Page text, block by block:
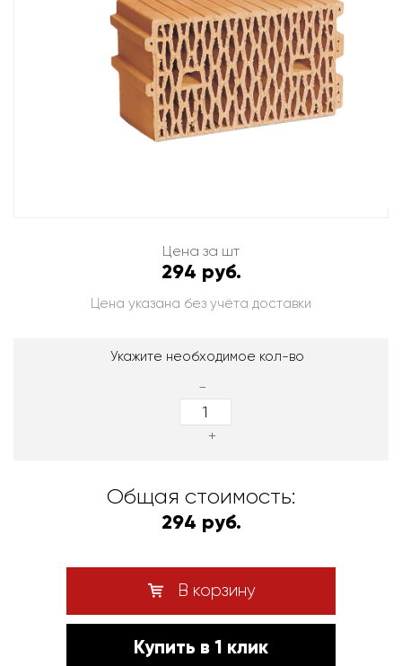
Цена за шт
294 руб.
Цена указана без учёта доставки
Укажите необходимое кол-во
-
+
Общая стоимость:
294 руб.
В корзину
Купить в 1 клик